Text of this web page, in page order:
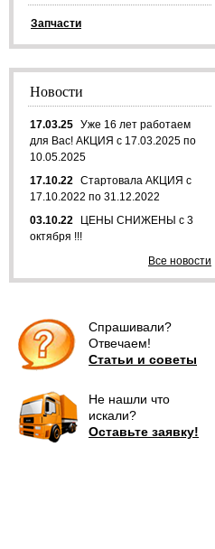
Запчасти
Новости
17.03.25 Уже 16 лет работаем
для Вас! АКЦИЯ с 17.03.2025 по
10.05.2025
17.10.22 Стартовала АКЦИЯ с
17.10.2022 по 31.12.2022
03.10.22
ЦЕНЫ СНИЖЕНЫ с 3
октября !!!
Все новости
Спрашивали?
Отвечаем!
Статьи и советы
Не нашли что
искали?
Оставьте заявку!